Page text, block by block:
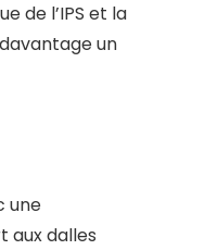
de l’IPS et la
un
une
aux dalles